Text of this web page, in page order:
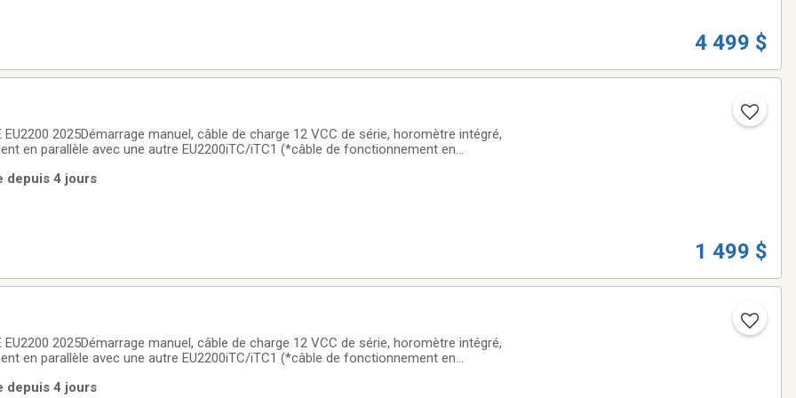
4 499 $
EU2200 2025Démarrage manuel, câble de charge 12 VCC de série, horomètre intégré,
en parallèle avec une autre EU2200iTC/iTC1 (*câble de fonctionnement en
depuis 4 jours
1 499 $
EU2200 2025Démarrage manuel, câble de charge 12 VCC de série, horomètre intégré,
en parallèle avec une autre EU2200iTC/iTC1 (*câble de fonctionnement en
depuis 4 jours